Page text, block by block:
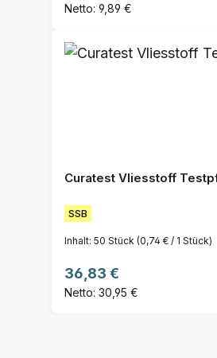
Netto: 9,89 €
Curatest Vliesstoff
SSB
Inhalt: 50 Stück (0,74 € / 1 Stück)
Regulärer Preis:
36,83 €
Netto: 30,95 €